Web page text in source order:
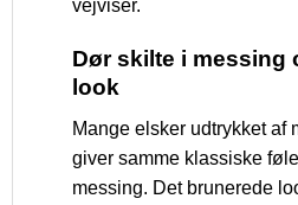
vejviser.
Dør skilte i messing
look
Mange elsker udtrykket af
giver samme klassiske
messing. Det brunerede